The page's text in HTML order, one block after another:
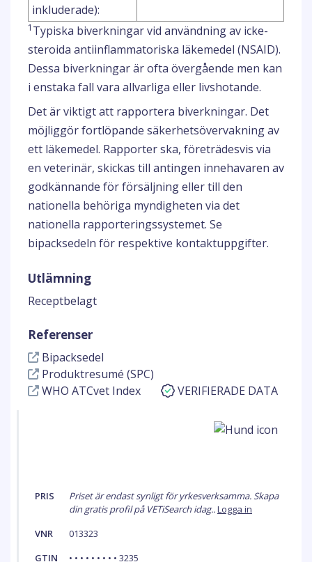
inkluderade):
1 Typiska biverkningar vid användning av icke-
steroida antiinflammatoriska läkemedel (NSAID).
Dessa biverkningar är ofta övergående men kan
i enstaka fall vara allvarliga eller livshotande.
Det är viktigt att rapportera biverkningar. Det
möjliggör fortlöpande säkerhetsövervakning av
ett läkemedel. Rapporter ska, företrädesvis via
en veterinär, skickas till antingen innehavaren av
godkännande för försäljning eller till den
nationella behöriga myndigheten via det
nationella rapporteringssystemet. Se
bipacksedeln för respektive kontaktuppgifter.
Utlämning
Receptbelagt
Referenser
Bipacksedel
Produktresumé (SPC)
WHO ATCvet Index
VERIFIERADE DATA
PRIS
Priset är endast synligt för yrkesverksamma. Skapa
din gratis profil på VETiSearch idag..Logga in
VNR
013323
GTIN
• • • • • • • • • 3235